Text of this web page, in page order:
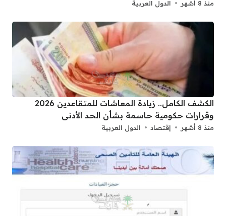
منذ 8 أشهر الدول العربية
الكشف الكامل.. زيادة المعاشات للمتقاعدين 2026
وقرارات حكومية حاسمة بشأن الحد الأدنى
منذ 8 أشهر إقتصاد الدول العربية